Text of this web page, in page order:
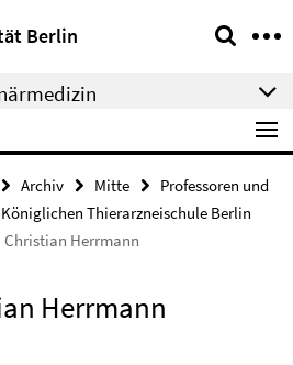
Berlin
Archiv Mitte
Professoren und
Thierarzneischule Berlin
Christian Herrmann
Herrmann